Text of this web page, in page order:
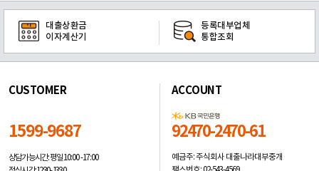
대출상환금
이자계산기
등록대부업체
통합조회
CUSTOMER
1599-9687
상담가능시간: 평일10:00 -17:00
ACCOUNT
92470-2470-61
예금주: 주식회사 대출나라대부중개